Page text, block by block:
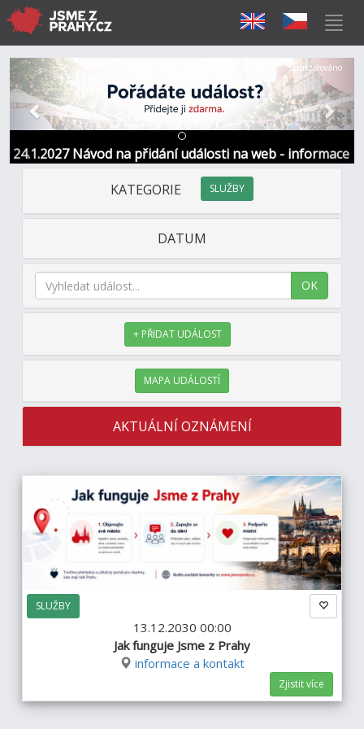
24.1.2027 Návod na přidání události na web - informace
a kontakt
Předchozí Další
Sponzorováno
KATEGORIE SLUŽBY
DATUM
OK
+ PŘIDAT UDÁLOST
MAPA UDÁLOSTÍ
AKTUÁLNÍ OZNÁMENÍ
SLUŽBY
13.12.2030 00:00
Jak funguje Jsme z Prahy
informace a kontakt
Zjistit více